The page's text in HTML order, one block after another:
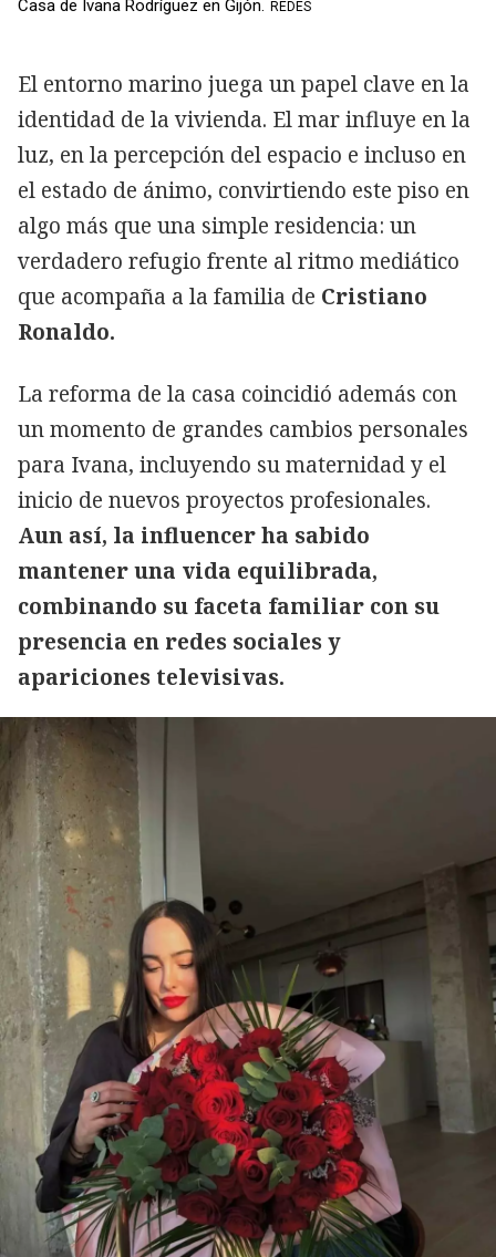
Casa de Ivana Rodríguez en Gijón. REDES
El entorno marino juega un papel clave en la
identidad de la vivienda. El mar influye en la
luz, en la percepción del espacio e incluso en
el estado de ánimo, convirtiendo este piso en
algo más que una simple residencia: un
verdadero refugio frente al ritmo mediático
que acompaña a la familia de Cristiano
Ronaldo.
La reforma de la casa coincidió además con
un momento de grandes cambios personales
para Ivana, incluyendo su maternidad y el
inicio de nuevos proyectos profesionales.
Aun así, la influencer ha sabido
mantener una vida equilibrada,
combinando su faceta familiar con su
presencia en redes sociales y
apariciones televisivas.